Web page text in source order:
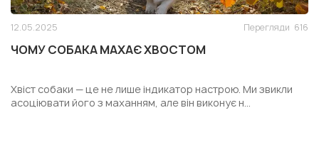
12.05.2025 Перегляди 616
ЧОМУ СОБАКА МАХАЄ ХВОСТОМ
Хвіст собаки — це не лише індикатор настрою. Ми звикли
асоціювати його з маханням, але він виконує н...